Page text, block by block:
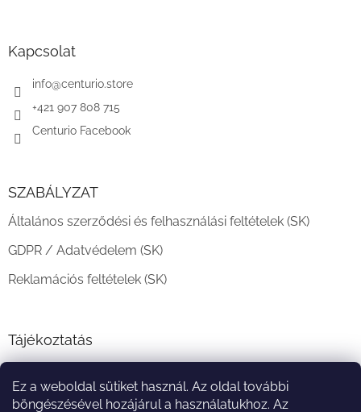
Ez a weboldal sütiket használ. Az oldal további
böngészésével hozájárul a használatukhoz. Az
Kapcsolat
info@centurio.store
+421 907 808 715
Centurio Facebook
SZABÁLYZAT
Általános szerződési és felhasználási feltételek (SK)
GDPR / Adatvédelem (SK)
Reklamációs feltételek (SK)
Tájékoztatás
A vásárlás menete